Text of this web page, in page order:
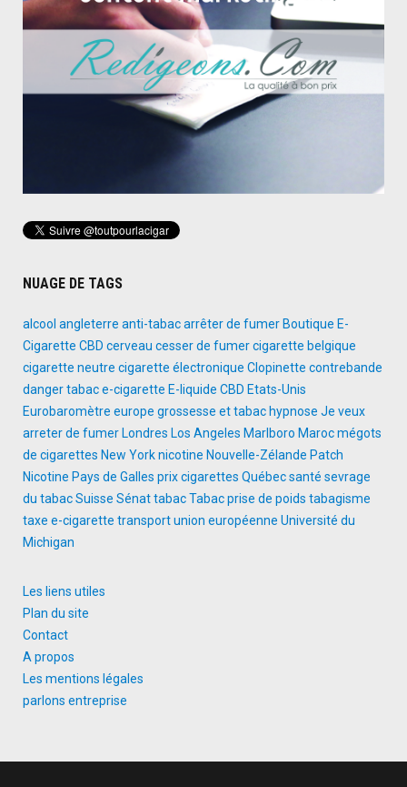
NUAGE DE TAGS
alcool angleterre anti-tabacarrêter de fumer Boutique E-
Cigarette CBD cerveau cesser de fumercigarette belgique
cigarette neutre cigarette électronique Clopinette contrebande
danger tabace-cigarette E-liquide CBD Etats-Unis
Eurobaromètre europe grossesse et tabac hypnose Je veux
arreter de fumer Londres Los Angeles Marlboro Marocmégots
de cigarettes New Yorknicotine Nouvelle-Zélande Patch
Nicotine Pays de Galles prix cigarettes Québecsanté sevrage
du tabacSuisse SénattabacTabac prise de poids tabagisme
taxe e-cigarette transportunion européenne Université du
Michigan
Les liens utiles
Plan du site
Contact
A propos
Les mentions légales
parlons entreprise